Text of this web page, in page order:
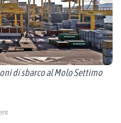
di sbarco al Molo Settimo